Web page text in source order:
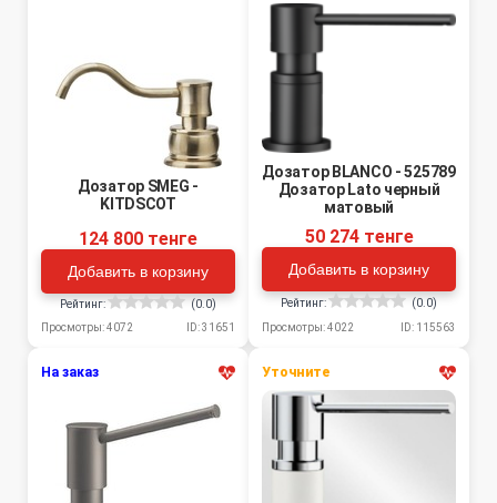
Дозатор SMEG -
KITDSCOT
124 800 тенге
Добавить в корзину
Рейтинг:
(0.0)
Просмотры: 4072
ID: 31651
Дозатор BLANCO - 525789
Дозатор Lato черный
матовый
50 274 тенге
Добавить в корзину
Рейтинг:
(0.0)
Просмотры: 4022
ID: 115563
На заказ Уточните